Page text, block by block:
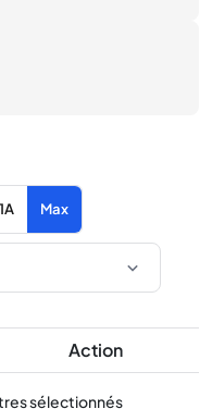
1A Max
Action
sélectionnés